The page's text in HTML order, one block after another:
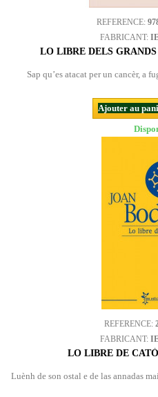
REFERENCE:
FABRICANT:
LO LIBRE DELS
Sap qu’es atacat per un cancèr, a
Ajouter au
REFERENCE:
FABRICANT:
LO LIBRE DE
Luènh de son ostal e de las annadas